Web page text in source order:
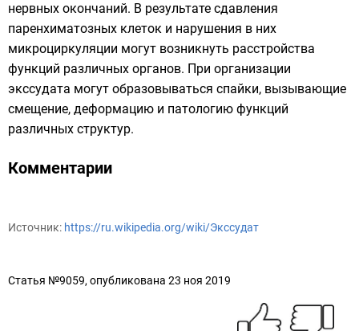
нервных окончаний. В результате сдавления
паренхиматозных клеток и нарушения в них
микроциркуляции могут возникнуть расстройства
функций различных органов. При организации
экссудата могут образовываться спайки, вызывающие
смещение, деформацию и патологию функций
различных структур.
Комментарии
Источник: https://ru.wikipedia.org/wiki/Экссудат
Статья №9059, опубликована 23 ноя 2019